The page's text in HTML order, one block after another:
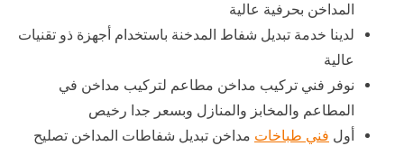
المداخن بحرفية عالية
لدينا خدمة تبديل شفاط المدخنة باستخدام أجهزة ذو تقنيات
عالية
نوفر فني تركيب مداخن مطاعم لتركيب مداخن في
المطاعم والمخابز والمنازل وبسعر جدا رخيص
أول فني طباخات مداخن تبديل شفاطات المداخن تصليح